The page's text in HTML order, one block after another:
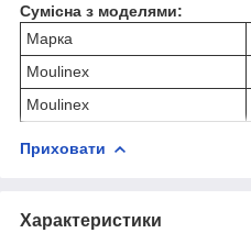
Сумісна з моделями:
Марка
Moulinex
Moulinex
Приховати
Характеристики